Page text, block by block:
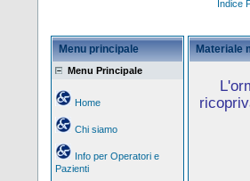
Indice
Menu principale
Menu Principale
Home
Chi siamo
Info per Operatori e
Pazienti
Materiale